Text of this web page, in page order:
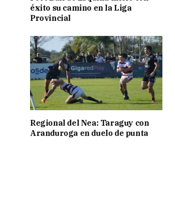
éxito su camino en la Liga
Provincial
Regional del Nea: Taraguy con
Aranduroga en duelo de punta